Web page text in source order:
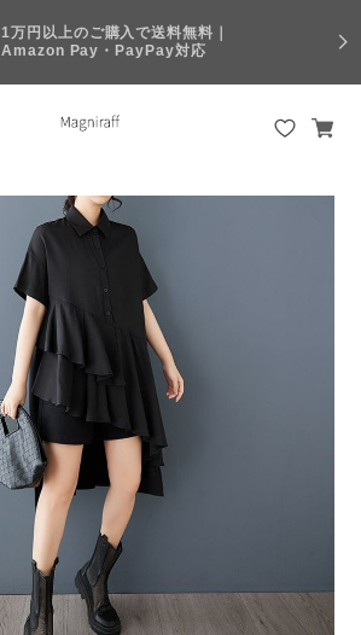
1万円以上のご購入で送料無料｜
Amazon Pay・PayPay対応